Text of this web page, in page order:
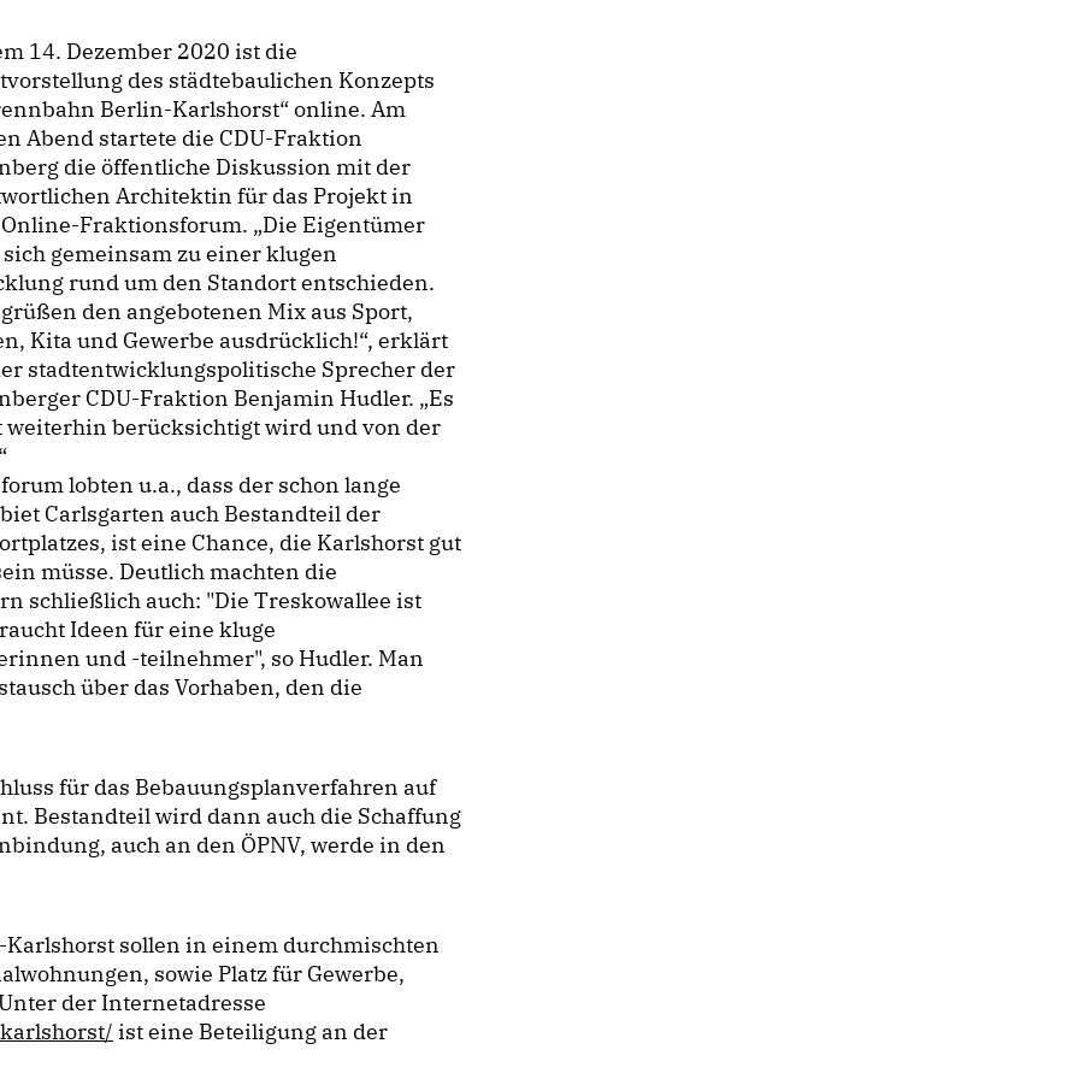
14. Dezember 2020 ist die
des städtebaulichen Konzepts
Berlin-Karlshorst“ online. Am
Abend startete die CDU-Fraktion
die öffentliche Diskussion mit der
Architektin für das Projekt in
Fraktionsforum. „Die Eigentümer
gemeinsam zu einer klugen
rund um den Standort entschieden.
den angebotenen Mix aus Sport,
Kita und Gewerbe ausdrücklich!“, erklärt
stadtentwicklungspolitische Sprecher der
CDU-Fraktion Benjamin Hudler. „Es
weiterhin berücksichtigt wird und von der
lobten u.a., dass der schon lange
Carlsgarten auch Bestandteil der
ist eine Chance, die Karlshorst gut
müsse. Deutlich machten die
schließlich auch: "Die Treskowallee ist
Ideen für eine kluge
und -teilnehmer", so Hudler. Man
über das Vorhaben, den die
für das Bebauungsplanverfahren auf
Bestandteil wird dann auch die Schaffung
auch an den ÖPNV, werde in den
sollen in einem durchmischten
sowie Platz für Gewerbe,
der Internetadresse
ist eine Beteiligung an der